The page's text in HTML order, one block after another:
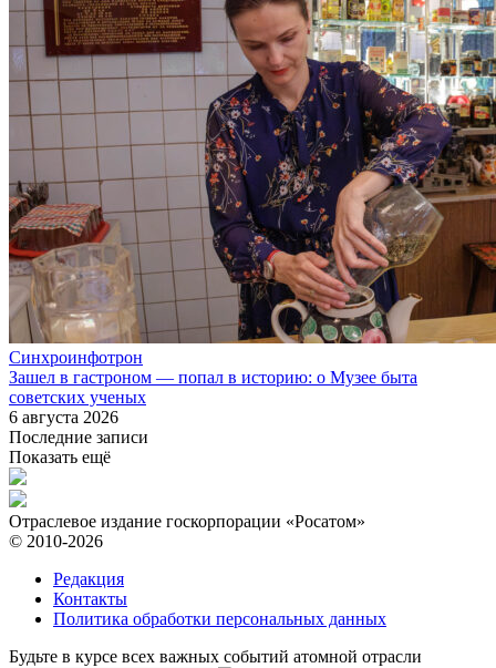
Синхроинфотрон
Зашел в гастроном — попал в историю: о Музее быта
советских ученых
6 августа 2026
Последние записи
Показать ещё
Отраслевое издание госкорпорации «Росатом»
© 2010-2026
Редакция
Контакты
Политика обработки персональных данных
Будьте в курсе всех важных событий атомной отрасли